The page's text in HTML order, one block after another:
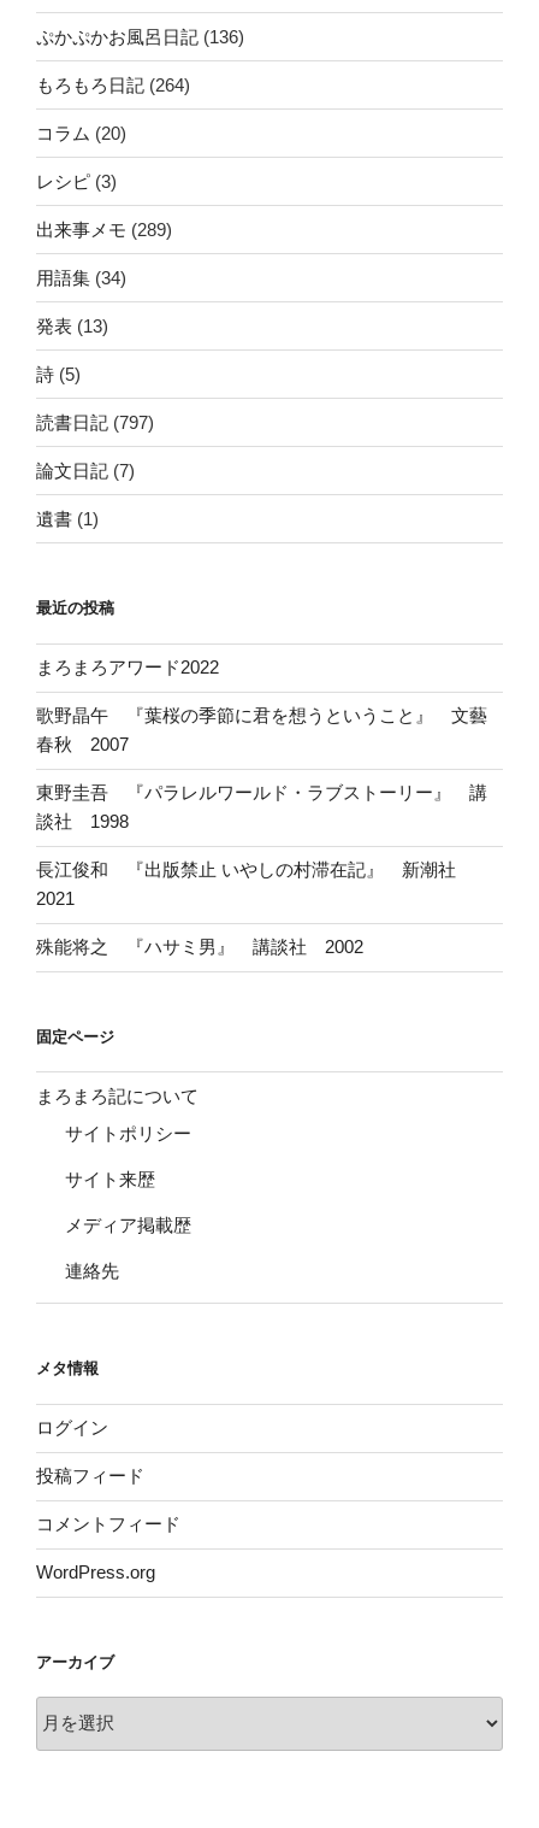
ぷかぷかお風呂日記 (136)
もろもろ日記 (264)
コラム (20)
レシピ (3)
出来事メモ (289)
用語集 (34)
発表 (13)
詩 (5)
読書日記 (797)
論文日記 (7)
遺書 (1)
最近の投稿
まろまろアワード2022
歌野晶午 『葉桜の季節に君を想うということ』 文藝
春秋 2007
東野圭吾 『パラレルワールド・ラブストーリー』 講
談社 1998
長江俊和 『出版禁止 いやしの村滞在記』 新潮社
2021
殊能将之 『ハサミ男』 講談社 2002
固定ページ
まろまろ記について
サイトポリシー
サイト来歴
メディア掲載歴
連絡先
メタ情報
ログイン
投稿フィード
コメントフィード
WordPress.org
アーカイブ
ー